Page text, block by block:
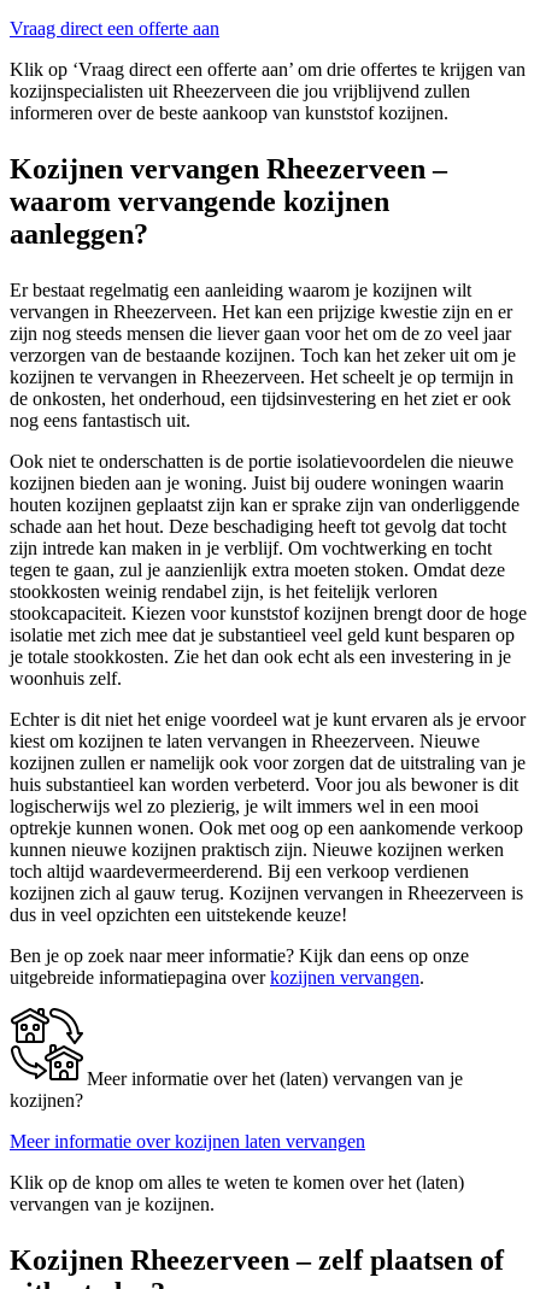
Vraag direct een offerte aan
Klik op ‘Vraag direct een offerte aan’ om drie offertes te krijgen van
kozijnspecialisten uit Rheezerveen die jou vrijblijvend zullen
informeren over de beste aankoop van kunststof kozijnen.
Kozijnen vervangen Rheezerveen –
waarom vervangende kozijnen
aanleggen?
Er bestaat regelmatig een aanleiding waarom je kozijnen wilt
vervangen in Rheezerveen. Het kan een prijzige kwestie zijn en er
zijn nog steeds mensen die liever gaan voor het om de zo veel jaar
verzorgen van de bestaande kozijnen. Toch kan het zeker uit om je
kozijnen te vervangen in Rheezerveen. Het scheelt je op termijn in
de onkosten, het onderhoud, een tijdsinvestering en het ziet er ook
nog eens fantastisch uit.
Ook niet te onderschatten is de portie isolatievoordelen die nieuwe
kozijnen bieden aan je woning. Juist bij oudere woningen waarin
houten kozijnen geplaatst zijn kan er sprake zijn van onderliggende
schade aan het hout. Deze beschadiging heeft tot gevolg dat tocht
zijn intrede kan maken in je verblijf. Om vochtwerking en tocht
tegen te gaan, zul je aanzienlijk extra moeten stoken. Omdat deze
stookkosten weinig rendabel zijn, is het feitelijk verloren
stookcapaciteit. Kiezen voor kunststof kozijnen brengt door de hoge
isolatie met zich mee dat je substantieel veel geld kunt besparen op
je totale stookkosten. Zie het dan ook echt als een investering in je
woonhuis zelf.
Echter is dit niet het enige voordeel wat je kunt ervaren als je ervoor
kiest om kozijnen te laten vervangen in Rheezerveen. Nieuwe
kozijnen zullen er namelijk ook voor zorgen dat de uitstraling van je
huis substantieel kan worden verbeterd. Voor jou als bewoner is dit
logischerwijs wel zo plezierig, je wilt immers wel in een mooi
optrekje kunnen wonen. Ook met oog op een aankomende verkoop
kunnen nieuwe kozijnen praktisch zijn. Nieuwe kozijnen werken
toch altijd waardevermeerderend. Bij een verkoop verdienen
kozijnen zich al gauw terug. Kozijnen vervangen in Rheezerveen is
dus in veel opzichten een uitstekende keuze!
Ben je op zoek naar meer informatie? Kijk dan eens op onze
uitgebreide informatiepagina overkozijnen vervangen.
Meer informatie over het (laten) vervangen van je
kozijnen?
Meer informatie over kozijnen laten vervangen
Klik op de knop om alles te weten te komen over het (laten)
vervangen van je kozijnen.
Kozijnen Rheezerveen – zelf plaatsen of